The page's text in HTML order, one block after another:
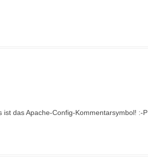
ist das Apache-Config-Kommentarsymbol! :-P